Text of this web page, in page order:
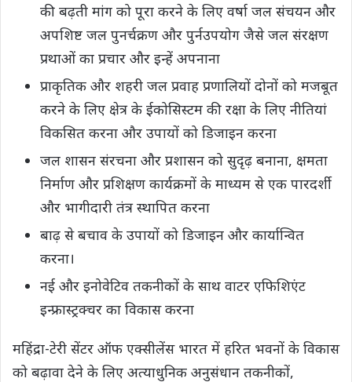
की बढ़ती मांग को पूरा करने के लिए वर्षा जल संचयन और
अपशिष्ट जल पुनर्चक्रण और पुर्नउपयोग जैसे जल संरक्षण
प्रथाओं का प्रचार और इन्हें अपनाना
प्राकृतिक और शहरी जल प्रवाह प्रणालियों दोनों को मजबूत
करने के लिए क्षेत्र के ईकोसिस्टम की रक्षा के लिए नीतियां
विकसित करना और उपायों को डिजाइन करना
जल शासन संरचना और प्रशासन को सुदृढ़ बनाना, क्षमता
निर्माण और प्रशिक्षण कार्यक्रमों के माध्यम से एक पारदर्शी
और भागीदारी तंत्र स्थापित करना
बाढ़ से बचाव के उपायों को डिजाइन और कार्यान्वित
करना।
नई और इनोवेटिव तकनीकों के साथ वाटर एफिशिएंट
इन्फ्रास्ट्रक्चर का विकास करना
महिंद्रा-टेरी सेंटर ऑफ एक्सीलेंस भारत में हरित भवनों के विकास
को बढ़ावा देने के लिए अत्याधुनिक अनुसंधान तकनीकों,